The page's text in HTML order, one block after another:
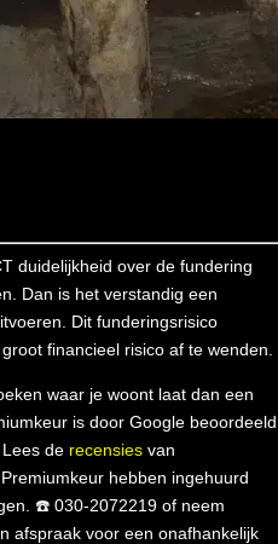
duidelijkheid over de fundering
Dan is het verstandig een
Dit funderingsrisico
financieel risico af te wenden.
waar je woont laat dan een
is door Google beoordeeld
de recensies van
hebben ingehuurd
☎️ 030-2072219 of neem
afspraak voor een onafhankelijk